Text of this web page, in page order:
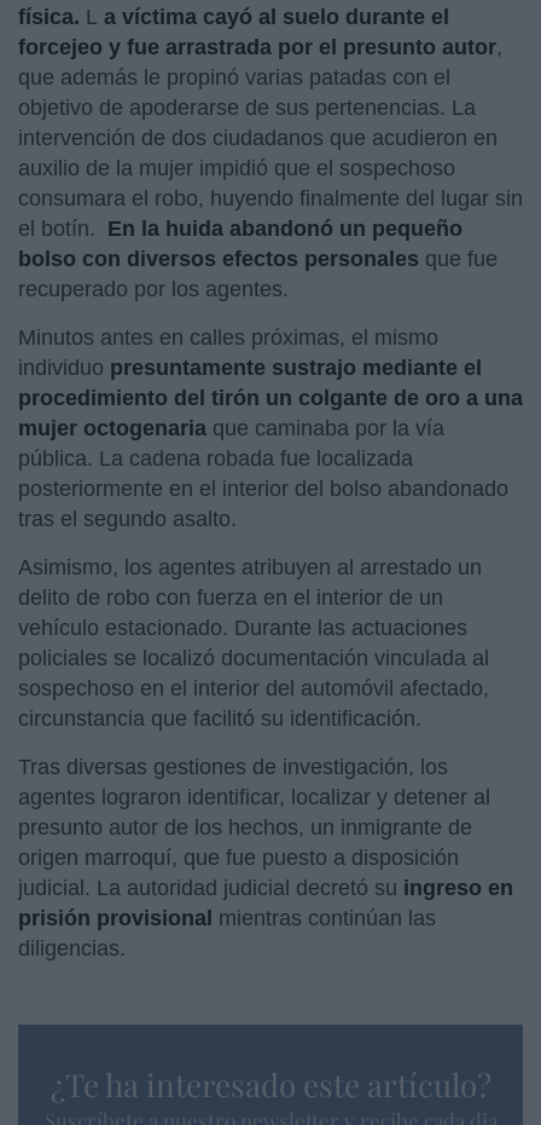
física. L a víctima cayó al suelo durante el
forcejeo y fue arrastrada por el presunto autor,
que además le propinó varias patadas con el
objetivo de apoderarse de sus pertenencias. La
intervención de dos ciudadanos que acudieron en
auxilio de la mujer impidió que el sospechoso
consumara el robo, huyendo finalmente del lugar sin
el botín.
En la huida abandonó un pequeño
bolso con diversos efectos personales que fue
recuperado por los agentes.
Minutos antes en calles próximas, el mismo
individuo presuntamente sustrajo mediante el
procedimiento del tirón un colgante de oro a una
mujer octogenaria que caminaba por la vía
pública. La cadena robada fue localizada
posteriormente en el interior del bolso abandonado
tras el segundo asalto.
Asimismo, los agentes atribuyen al arrestado un
delito de robo con fuerza en el interior de un
vehículo estacionado. Durante las actuaciones
policiales se localizó documentación vinculada al
sospechoso en el interior del automóvil afectado,
circunstancia que facilitó su identificación.
Tras diversas gestiones de investigación, los
agentes lograron identificar, localizar y detener al
presunto autor de los hechos, un inmigrante de
origen marroquí, que fue puesto a disposición
judicial. La autoridad judicial decretó su ingreso en
prisión provisional mientras continúan las
diligencias.
¿Te ha interesado este artículo?